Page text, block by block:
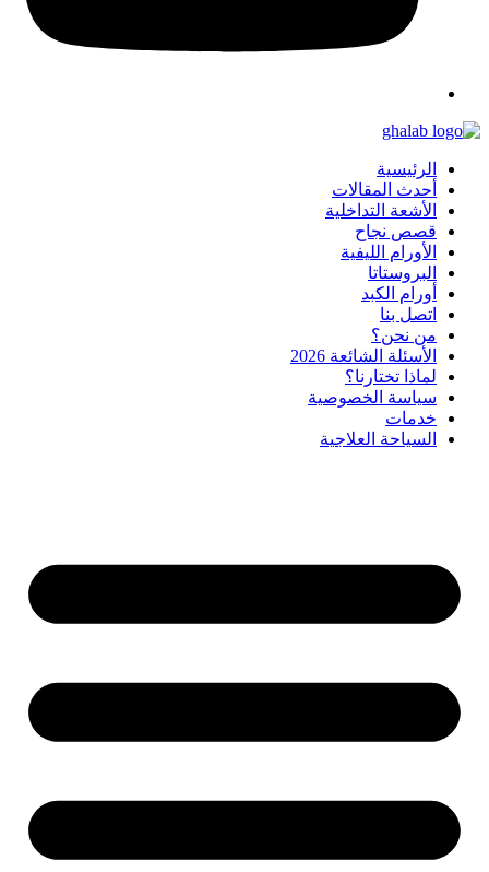
الرئيسية
أحدث المقالات
الأشعة التداخلية
قصص نجاح
الأورام الليفية
البروستاتا
أورام الكبد
اتصل بنا
من نحن؟
الأسئلة الشائعة 2026
لماذا تختارنا؟
سياسة الخصوصية
خدمات
السياحة العلاجية